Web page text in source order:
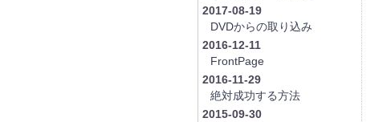
2017-08-19
DVDからの取り込み
2016-12-11
FrontPage
2016-11-29
絶対成功する方法
2015-09-30